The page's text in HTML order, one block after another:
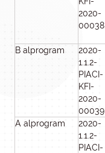
2020-
00038
B alprogram
2020-
1.1.2-
PIACI-
KFI-
2020-
00039
A alprogram
2020-
1.1.2-
PIACI-